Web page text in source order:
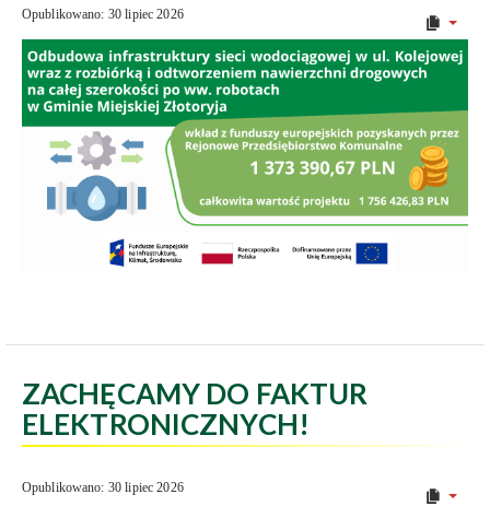
Opublikowano: 30 lipiec 2026
ZACHĘCAMY DO FAKTUR
ELEKTRONICZNYCH!
Opublikowano: 30 lipiec 2026